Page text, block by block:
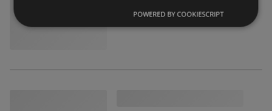
POWERED BY COOKIESCRIPT